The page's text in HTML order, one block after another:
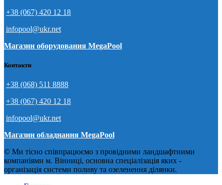
+38 (067) 420 12 18
infopool@ukr.net
Магазин оборудования MegaPool
Контакти
+38 (068) 511 8888
+38 (067) 420 12 18
infopool@ukr.net
Магазин обладнання MegaPool
© Ми тісно співпрацюємо з провідними ландшафтними
компаніями м. Вінниці, основна спеціалізація яких -
організація системи поливу та озеленення ділянки.